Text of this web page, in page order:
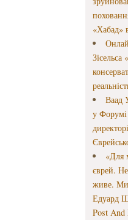
«Хабад»
Ваад
у
«Для
єврей.
живе.
Едуард
Post And